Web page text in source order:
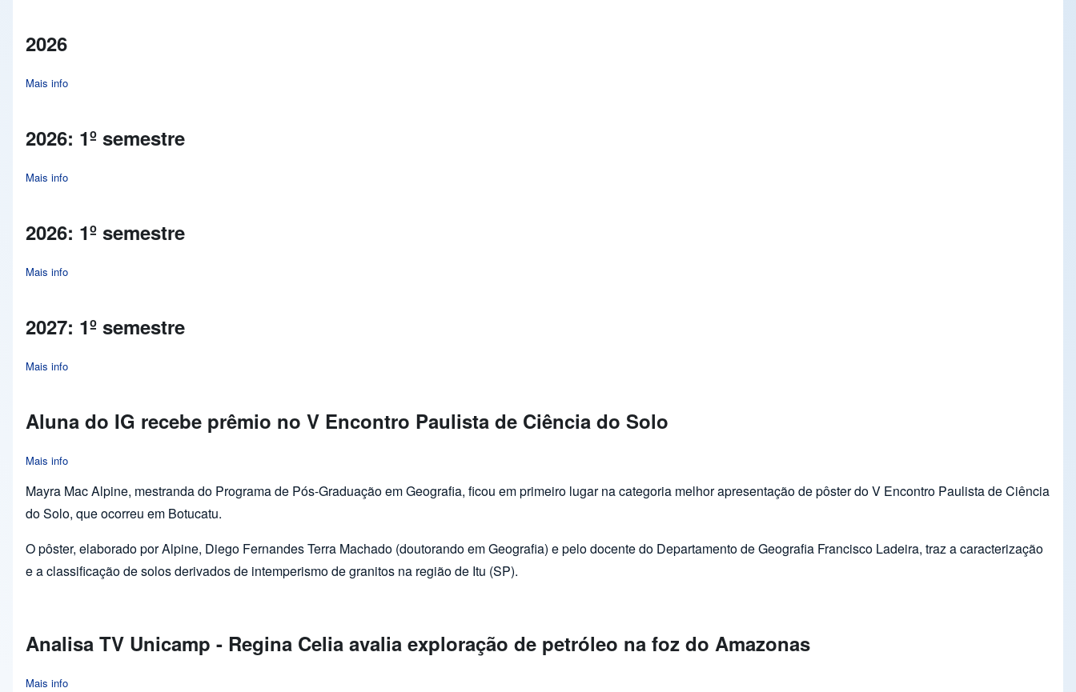
2026
Mais info
2026: 1º semestre
Mais info
2026: 1º semestre
Mais info
2027: 1º semestre
Mais info
Aluna do IG recebe prêmio no V Encontro Paulista de Ciência do Solo
Mais info
Mayra Mac Alpine, mestranda do Programa de Pós-Graduação em Geografia, ficou em primeiro lugar na categoria melhor apresentação de pôster do V Encontro Paulista de Ciência
do Solo, que ocorreu em Botucatu.
O pôster, elaborado por Alpine, Diego Fernandes Terra Machado (doutorando em Geografia) e pelo docente do Departamento de Geografia Francisco Ladeira, traz a caracterização
e a classificação de solos derivados de intemperismo de granitos na região de Itu (SP).
Analisa TV Unicamp - Regina Celia avalia exploração de petróleo na foz do Amazonas
Mais info